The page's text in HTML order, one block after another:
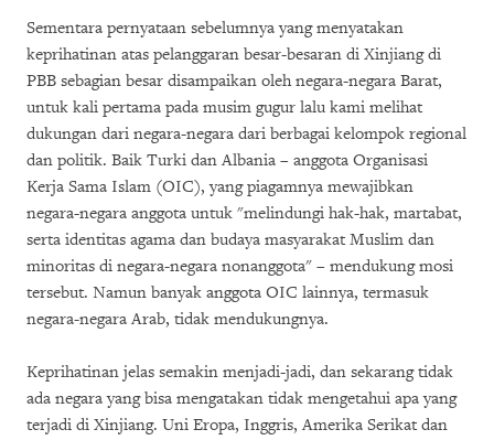
Sementara pernyataan sebelumnya yang menyatakan
keprihatinan atas pelanggaran besar-besaran di Xinjiang di
PBB sebagian besar disampaikan oleh negara-negara Barat,
untuk kali pertama pada musim gugur lalu kami melihat
dukungan dari negara-negara dari berbagai kelompok regional
dan politik. Baik Turki dan Albania – anggota Organisasi
Kerja Sama Islam (OIC), yang piagamnya mewajibkan
negara-negara anggota untuk "melindungi hak-hak, martabat,
serta identitas agama dan budaya masyarakat Muslim dan
minoritas di negara-negara nonanggota" – mendukung mosi
tersebut. Namun banyak anggota OIC lainnya, termasuk
negara-negara Arab, tidak mendukungnya.
Keprihatinan jelas semakin menjadi-jadi, dan sekarang tidak
ada negara yang bisa mengatakan tidak mengetahui apa yang
terjadi di Xinjiang. Uni Eropa, Inggris, Amerika Serikat dan